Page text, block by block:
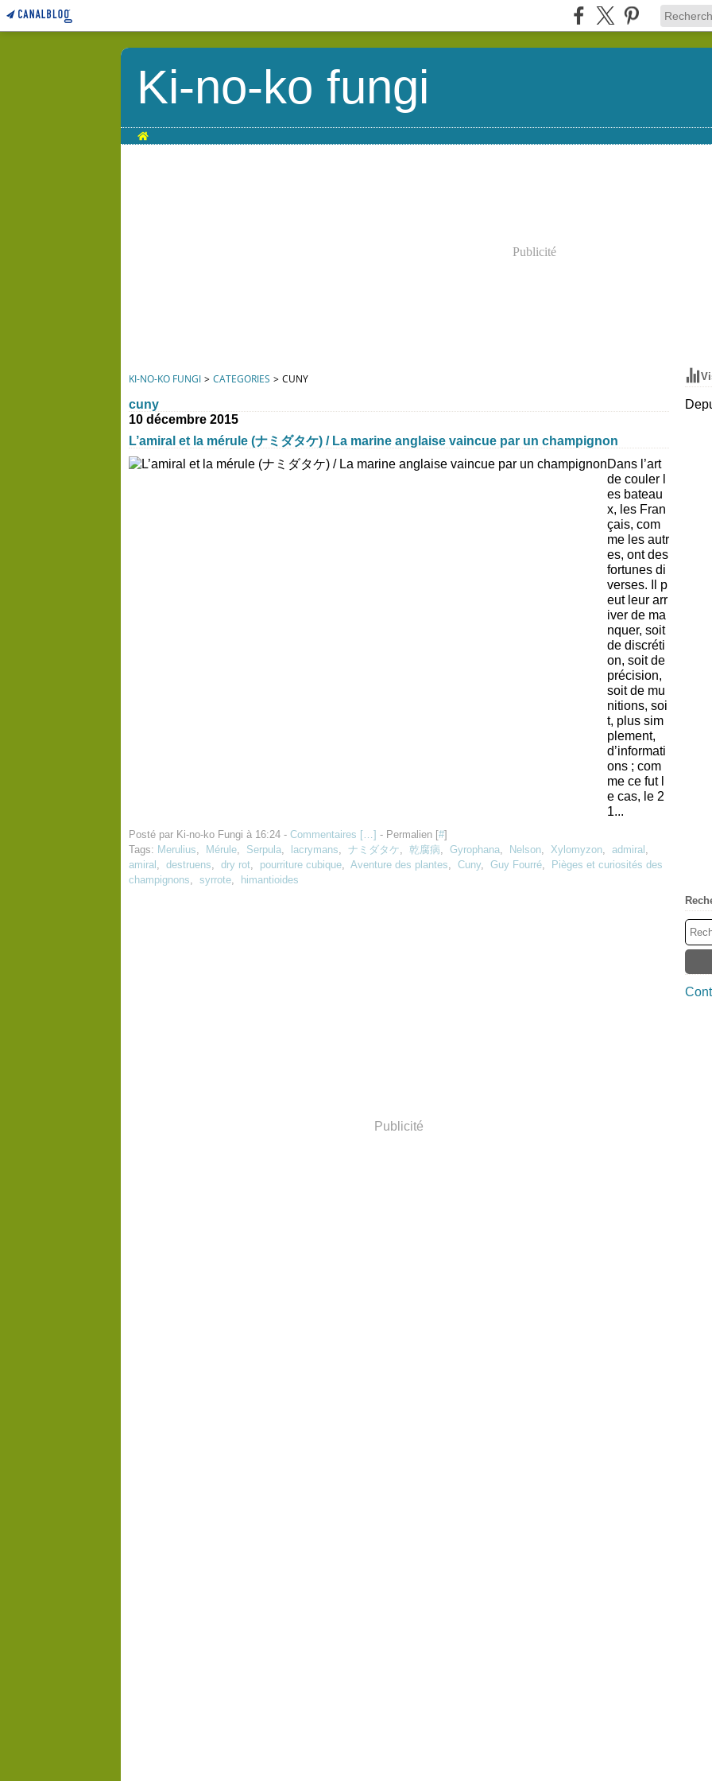
Ki-no-ko fungi
Home
Publicité
KI-NO-KO FUNGI > CATEGORIES > CUNY
cuny
10 décembre 2015
L’amiral et la mérule (ナミダタケ) / La marine anglaise vaincue par un champignon
Dans l’art
de couler l
es bateau
x, les Fran
çais, com
me les autr
es, ont des
fortunes di
verses. Il p
eut leur arr
iver de ma
nquer, soit
de discréti
on, soit de
précision,
soit de mu
nitions, soi
t, plus sim
plement,
d’informati
ons ; com
me ce fut l
e cas, le 2
1...
Posté par Ki-no-ko Fungi à 16:24 - Commentaires […] - Permalien [#]
Tags: Merulius, Mérule, Serpula, lacrymans, ナミダタケ, 乾腐病, Gyrophana, Nelson, Xylomyzon, admiral ,
amiral , destruens, dry rot, pourriture cubique, Aventure des plantes, Cuny, Guy Fourré,
Pièges et curiosités des
champignons, syrrote, himantioides
Publicité